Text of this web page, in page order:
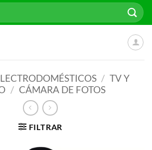
/ TV Y
/ CÁMARA DE FOTOS
FILTRAR